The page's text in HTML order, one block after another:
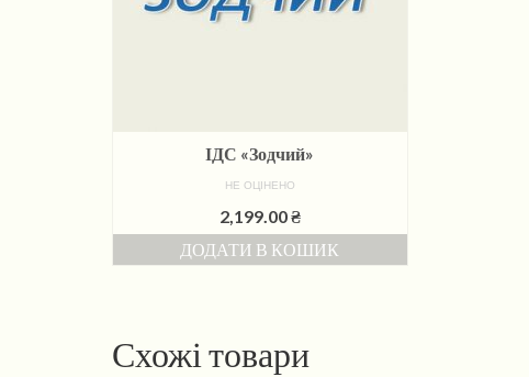
ІДС «Зодчий»
НЕ ОЦІНЕНО
2,199.00₴
ДОДАТИ В КОШИК
Схожі товари